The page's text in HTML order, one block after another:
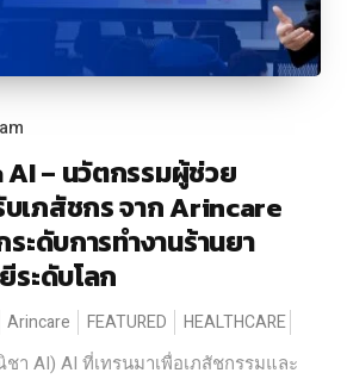
AI – นวัตกรรมผู้ช่วย
บเภสัชกร จาก Arincare
ะดับการทำงานร้านยา
ระดับโลก
Arincare FEATURED HEALTHCARE
า AI) AI ที่เทรนมาเพื่อเภสัชกรรมและ